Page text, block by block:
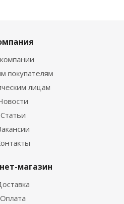
покупателям
лицам
Статьи
магазин
Оплата